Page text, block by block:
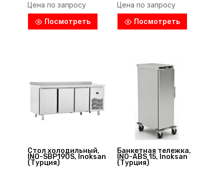
Цена по запросу
Посмотреть
Цена по запросу
Посмотреть
Стол холодильный,
INO-SBP190S, Inoksan
(Турция)
Банкетная тележка,
INO-ABS 15, Inoksan
(Турция)